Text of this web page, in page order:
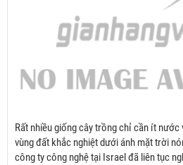
Rất nhiều giống cây trồng chỉ cần ít
vùng đất khắc nghiệt dưới ánh mặt trời
công ty công nghệ tại Israel đã liên tục